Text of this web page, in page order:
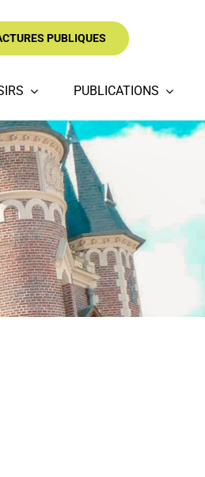
PUBLIQUES
PUBLICATIONS